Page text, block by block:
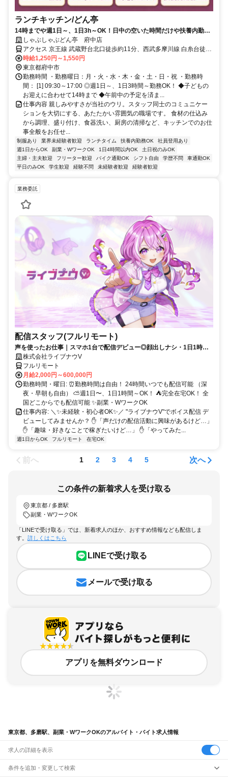
ランチキッチン/どん亭
14時までや週1日～、1日3h～OK！日中の空いた時間だけや扶養内勤務
もOK！未経験＆バイトデビュー大歓迎！まかない＆割引券(グループ全
店で利用OK)など嬉しい待遇あり♪WワークOK/副業！飲食店のキッチン
のお仕事。
しゃぶしゃぶどん亭 府中店
アクセス 京王線 武蔵野台北口徒歩約11分、西武多摩川線 白糸台徒歩
約11分、京王線 飛田給北口徒歩約14分 白糸台駅より徒歩で10分
時給1,250円～1,550円
東京都府中市
勤務時間 ・勤務曜日：月・火・水・木・金・土・日・祝 ・勤務時
間： [1] 09:30～17:00 ◎週1日～、1日3時間～勤務OK！ ◆子どもの
お迎えに合わせて14時まで ◆午前中の予定を済ま...
仕事内容 親しみやすさが当社のウリ。スタッフ同士のコミュニケー
ションを大切にする、あたたかい雰囲気の職場です。 食材の仕込み
から調理、盛り付け、食器洗い、厨房の清掃など、キッチンでのお仕
事全般をお任せ...
制服あり 業界未経験者歓迎 ランチタイム 扶養内勤務OK
社員登用あり
週1日からOK
副業・WワークOK 1日4時間以内OK
土日祝のみOK
主婦・主夫歓迎
フリーター歓迎 バイク通勤OK シフト自由 学歴不問
車通勤OK
平日のみOK
学生歓迎 経験不問 未経験者歓迎 経験者歓迎
業務委託
配信スタッフ(フルリモート)
声を使ったお仕事｜スマホ1台で配信デビュー◎顔出しナシ・1日1時間
～OK♪
株式会社ライブナウV
フルリモート
月給2,000円～600,000円
勤務時間・曜日: ⏰勤務時間は自由！ 24時間いつでも配信可能 （深
夜・早朝も自由） ⛅週1日〜、1日1時間～OK！ ⛺完全在宅OK！ 全
国どこからでも配信可能 ✨副業・WワークOK
仕事内容: ＼✨未経験・初心者OK✨／ "ライブナウV"でボイス配信 デ
ビューしてみませんか？ ✋「声だけの配信活動に興味があるけど…」
✋「趣味・好きなことで稼ぎたいけど…」 ✋「やってみた...
週1日からOK フルリモート 在宅OK
前へ 1 2 3 4 5 次へ
この条件の新着求人を受け取る
東京都 / 多磨駅
副業・WワークOK
「LINEで受け取る」では、新着求人のほか、おすすめ情報なども配信しま
す。 詳しくはこちら
LINEで受け取る
メールで受け取る
アプリを無料ダウンロード
東京都、多磨駅、副業・WワークOKのアルバイト・バイト求人情報
求人の詳細を表示
条件を追加・変更して検索